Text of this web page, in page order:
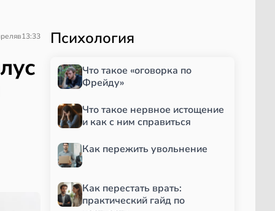
в13:33 Психология
Что такое «оговорка по
Фрейду»
Что такое нервное истощение
и как с ним справиться
Как пережить увольнение
Как перестать врать:
практический гайд по